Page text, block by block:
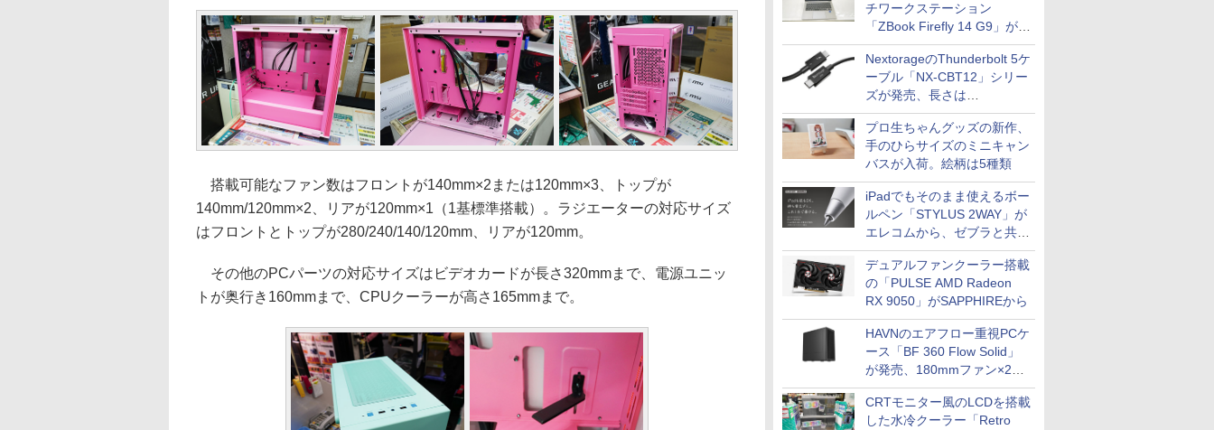
チワークステーション
「ZBook Firefly 14 G9」が
79,800円！秋葉原で中古PC
セール
NextorageのThunderbolt 5ケ
ーブル「NX-CBT12」シリー
ズが発売、長さは
30cm/50cm/1mの3種類
プロ生ちゃんグッズの新作、
手のひらサイズのミニキャン
バスが入荷。絵柄は5種類
iPadでもそのまま使えるボー
ルペン「STYLUS 2WAY」が
エレコムから、ゼブラと共同
開発
デュアルファンクーラー搭載
の「PULSE AMD Radeon
RX 9050」がSAPPHIREから
HAVNのエアフロー重視PCケ
ース「BF 360 Flow Solid」
が発売、180mmファン×2搭
載
CRTモニター風のLCDを搭載
した水冷クーラー「Retro
搭載可能なファン数はフロントが140mm×2または120mm×3、トップが
140mm/120mm×2、リアが120mm×1（1基標準搭載）。ラジエーターの対応サイズ
はフロントとトップが280/240/140/120mm、リアが120mm。
その他のPCパーツの対応サイズはビデオカードが長さ320mmまで、電源ユニッ
トが奥行き160mmまで、CPUクーラーが高さ165mmまで。